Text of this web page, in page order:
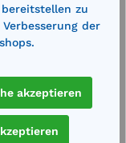
zu
der
akzeptieren